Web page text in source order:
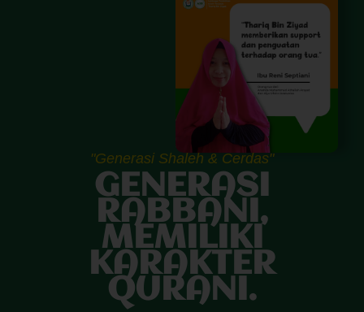
"Generasi Shaleh & Cerdas"
GENERASI
RABBANI,
MEMILIKI
KARAKTER
QURANI.